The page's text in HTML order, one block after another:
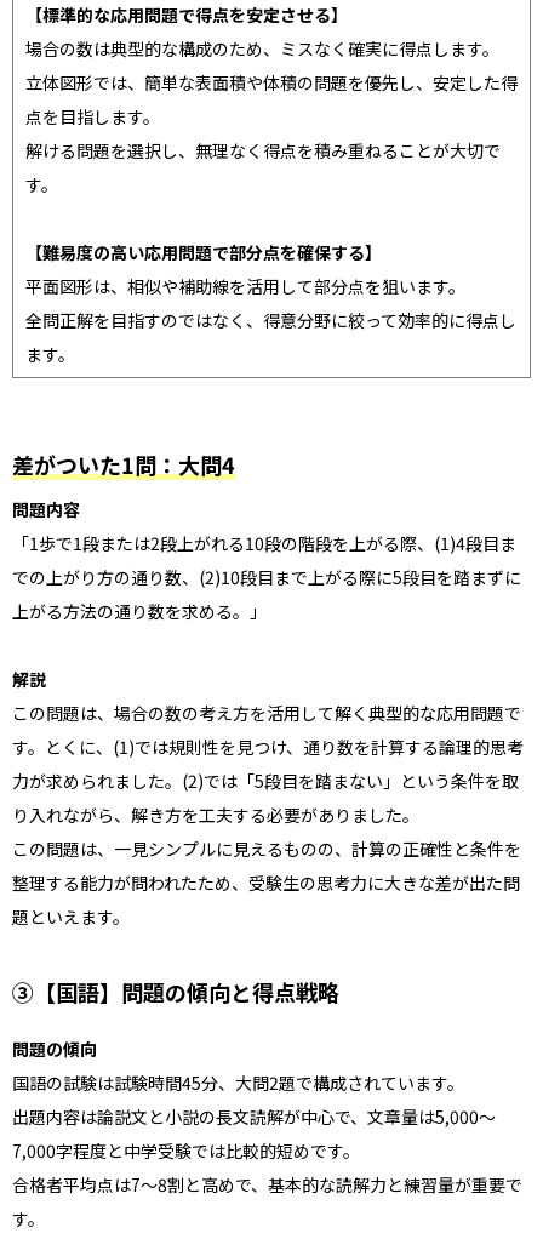
【標準的な応用問題で得点を安定させる】
場合の数は典型的な構成のため、ミスなく確実に得点します。
立体図形では、簡単な表面積や体積の問題を優先し、安定した得
点を目指します。
解ける問題を選択し、無理なく得点を積み重ねることが大切で
す。
【難易度の高い応用問題で部分点を確保する】
平面図形は、相似や補助線を活用して部分点を狙います。
全問正解を目指すのではなく、得意分野に絞って効率的に得点し
ます。
差がついた1問：大問4
問題内容
「1歩で1段または2段上がれる10段の階段を上がる際、(1)4段目ま
での上がり方の通り数、(2)10段目まで上がる際に5段目を踏まずに
上がる方法の通り数を求める。」
解説
この問題は、場合の数の考え方を活用して解く典型的な応用問題で
す。とくに、(1)では規則性を見つけ、通り数を計算する論理的思考
力が求められました。(2)では「5段目を踏まない」という条件を取
り入れながら、解き方を工夫する必要がありました。
この問題は、一見シンプルに見えるものの、計算の正確性と条件を
整理する能力が問われたため、受験生の思考力に大きな差が出た問
題といえます。
③【国語】問題の傾向と得点戦略
問題の傾向
国語の試験は試験時間45分、大問2題で構成されています。
出題内容は論説文と小説の長文読解が中心で、文章量は5,000～
7,000字程度と中学受験では比較的短めです。
合格者平均点は7～8割と高めで、基本的な読解力と練習量が重要で
す。